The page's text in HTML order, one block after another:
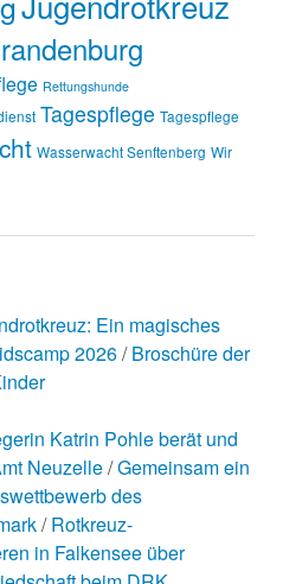
Rettungshunde
Tagespflege Tagespflege
Wasserwacht Senftenberg Wir
Ein magisches
2026 Broschüre der
Katrin Pohle berät und
Neuzelle Gemeinsam ein
des
Rotkreuz-
in Falkensee über